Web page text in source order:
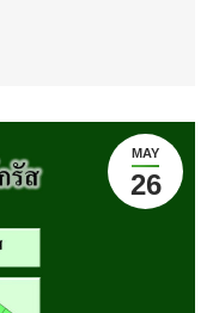
MAY
26